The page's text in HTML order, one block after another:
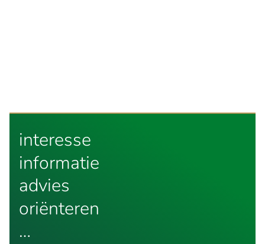
interesse
informatie
advies
oriënteren
…